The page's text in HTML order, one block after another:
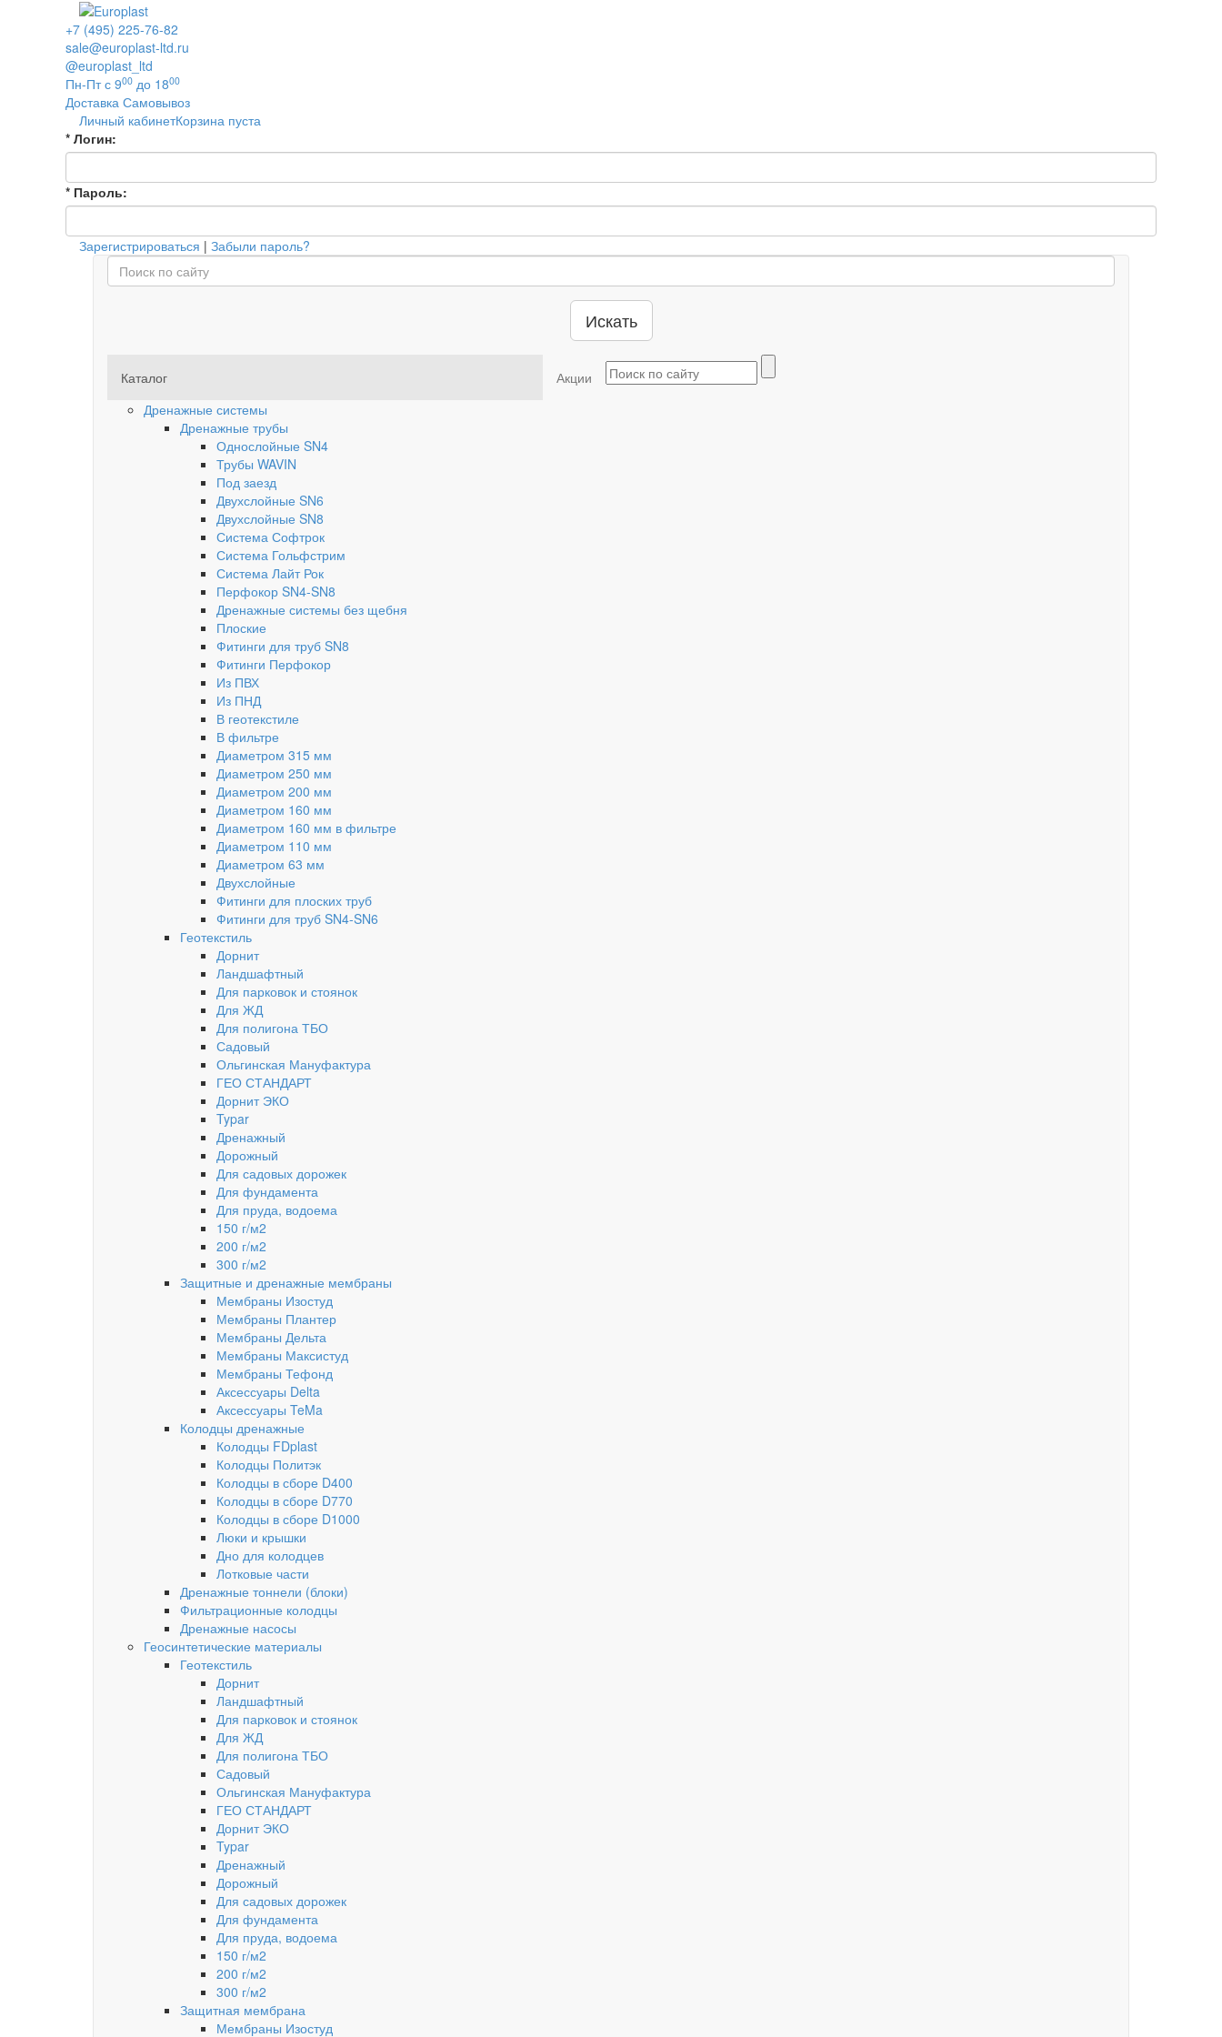
+7 (495) 225-76-82
sale@europlast-ltd.ru
@europlast_ltd
Пн-Пт с 900 до 1800
Доставка Самовывоз
Личный кабинетКорзина пуста
* Логин:
* Пароль:
Зарегистрироваться | Забыли пароль?
Искать
Каталог
Дренажные системы
Дренажные трубы
Однослойные SN4
Трубы WAVIN
Под заезд
Двухслойные SN6
Двухслойные SN8
Система Софтрок
Система Гольфстрим
Система Лайт Рок
Перфокор SN4-SN8
Дренажные системы без щебня
Плоские
Фитинги для труб SN8
Фитинги Перфокор
Из ПВХ
Из ПНД
В геотекстиле
В фильтре
Диаметром 315 мм
Диаметром 250 мм
Диаметром 200 мм
Диаметром 160 мм
Диаметром 160 мм в фильтре
Диаметром 110 мм
Диаметром 63 мм
Двухслойные
Фитинги для плоских труб
Фитинги для труб SN4-SN6
Геотекстиль
Дорнит
Ландшафтный
Для парковок и стоянок
Для ЖД
Для полигона ТБО
Садовый
Ольгинская Мануфактура
ГЕО СТАНДАРТ
Дорнит ЭКО
Typar
Дренажный
Дорожный
Для садовых дорожек
Для фундамента
Для пруда, водоема
150 г/м2
200 г/м2
300 г/м2
Защитные и дренажные мембраны
Мембраны Изостуд
Мембраны Плантер
Мембраны Дельта
Мембраны Максистуд
Мембраны Тефонд
Аксессуары Delta
Аксессуары TeMa
Колодцы дренажные
Колодцы FDplast
Колодцы Политэк
Колодцы в сборе D400
Колодцы в сборе D770
Колодцы в сборе D1000
Люки и крышки
Дно для колодцев
Лотковые части
Дренажные тоннели (блоки)
Фильтрационные колодцы
Дренажные насосы
Геосинтетические материалы
Геотекстиль
Дорнит
Ландшафтный
Для парковок и стоянок
Для ЖД
Для полигона ТБО
Садовый
Ольгинская Мануфактура
ГЕО СТАНДАРТ
Дорнит ЭКО
Typar
Дренажный
Дорожный
Для садовых дорожек
Для фундамента
Для пруда, водоема
150 г/м2
200 г/м2
300 г/м2
Защитная мембрана
Мембраны Изостуд
Акции